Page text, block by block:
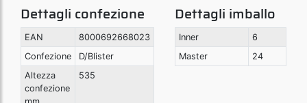
Dettagli confezione
EAN
8000692668023
Confezione
D/Blister
Altezza
confezione
535
Dettagli imballo
Inner
6
Master
24